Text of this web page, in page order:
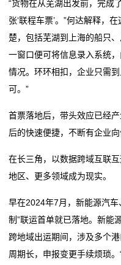
“货物在从芜湖出发前，完成
张‘联程车票’。”何达解释，
楚，包括芜湖到上海的船只
一窗口便可将信息录入系统
情况。环环相扣，企业只需
可。”
首票落地后，带头效应已经
后的快速便捷，不断有企业
在长三角，以数据跨域互联互
地区、更多领域成为现实。
早在2024年7月，新能源汽车
制”联运首单就已落地。新能
跨地域出运期间，涉及多个
周期长，申报变更手续烦琐